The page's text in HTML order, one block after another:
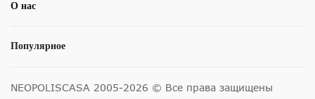
О нас
Популярное
NEOPOLISCASA 2005-2026 © Все права защищены